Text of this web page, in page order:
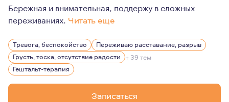
Бережная и внимательная, поддержу в сложных
переживаниях. Читать еще
Мама подростка и второклассника, замужем уже 22
В психологию пришла тогда, когда у меня родился и
И… я обратилась за профессиональной помощью
Тревога, беспокойство
Переживаю расставание, разрыв
Грусть, тоска, отсутствие радости + 39 тем
Гештальт-терапия
Записаться